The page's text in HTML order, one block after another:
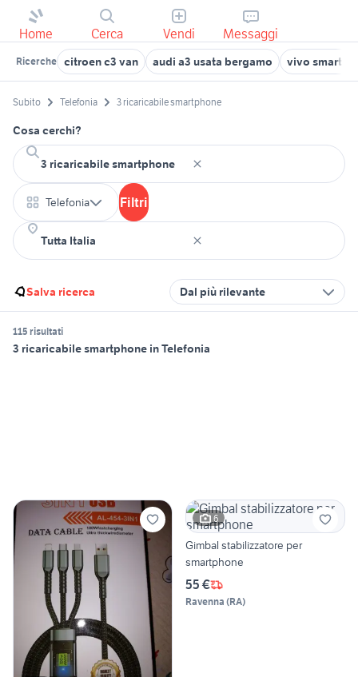
Home Cerca Vendi Messaggi
Ricerche citroen c3 van audi a3 usata bergamo vivo
Subito Telefonia 3 ricaricabile smartphone
Cosa cerchi?
Telefonia Filtri
Salva ricerca Dal più rilevante
115 risultati
3 ricaricabile smartphone in Telefonia
6
Gimbal stabilizzatore per
smartphone
55 €
Ravenna (RA)